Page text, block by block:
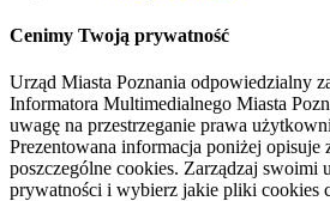
Cenimy Twoją prywatność
Urząd Miasta Poznania odpowiedzialny
Informatora Multimedialnego Miasta
uwagę na przestrzeganie prawa
Prezentowana informacja poniżej opisuje
poszczególne cookies. Zarządzaj swoimi
prywatności i wybierz jakie pliki cookies